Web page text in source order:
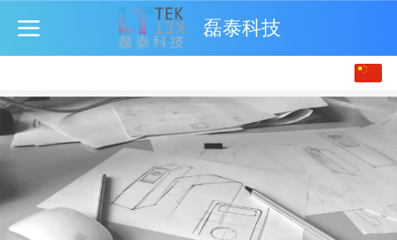
磊泰科技
English